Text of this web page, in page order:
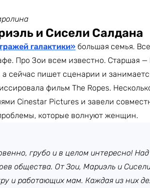
и Сисели Салдана
галактики» большая семья.
Про Зои всем известно. Старшая —
а сейчас пишет сценарии и
фильм The Ropes.
Cinestar Pictures и завели
которые волнуют женщин.
грубо и в целом интересно!
общества. От Зои, Мариэль и
и работающих мам. Каждая из них